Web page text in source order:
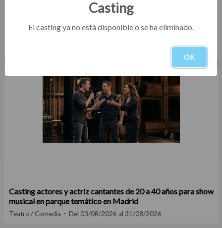
Casting modelos hombres y mujeres de 40 a 48 años para
Casting actores y actriz cantantes de 20 a 40 años para show
musical en parque temático en Madrid
Teatro / Comedia Del 03/08/2026 al 31/08/2026
Casting
El casting ya no está disponible o se ha eliminado.
OK